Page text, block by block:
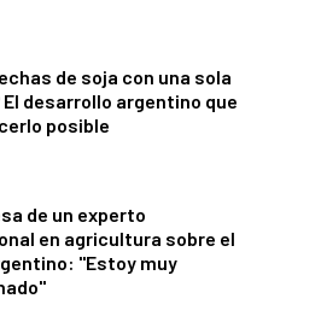
de soja con una sola
desarrollo argentino que
posible
de un experto
en agricultura sobre el
"Estoy muy